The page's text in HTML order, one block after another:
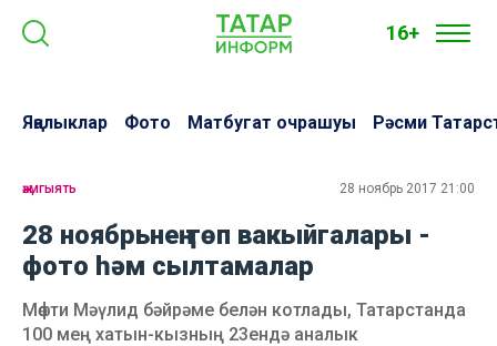
16+
Яңалыклар Фото Матбугат очрашуы Рәсми
җәмгыять 28 ноябрь 2017 21:00
28 ноябрьнең төп вакыйгалары -
фото һәм сылтамалар
Мөфти Мәүлид бәйрәме белән котлады, Татарстанда
100 мең хатын-кызның 23ендә аналык